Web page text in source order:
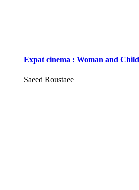
Expat cinema : Woman and Child
Saeed Roustaee